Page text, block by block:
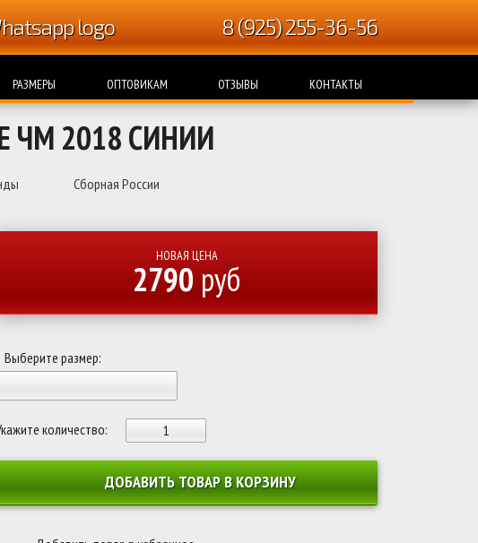
8 (925) 255-36-56
РАЗМЕРЫ ОПТОВИКАМ ОТЗЫВЫ КОНТАКТЫ
ЧМ 2018 СИНИИ
Сборная России
НОВАЯ ЦЕНА
2790 руб
Выберите размер:
количество:
ДОБАВИТЬ ТОВАР В КОРЗИНУ